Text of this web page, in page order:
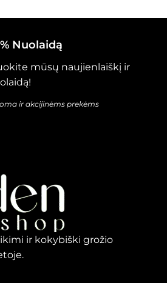
Nuolaidą
mūsų naujienlaiškį ir
ir akcijinėms prekėms
ir kokybiški grožio